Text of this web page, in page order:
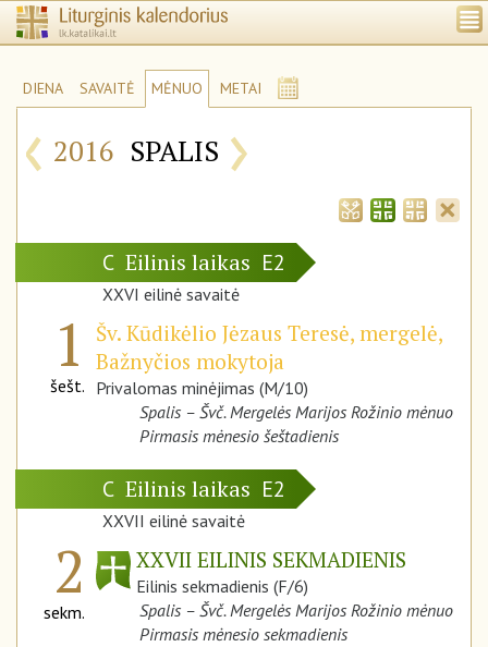
DIENA SAVAITĖ MĖNUO METAI
‹ 2016 SPALIS ›
C Eilinis laikas E2
XXVI eilinė savaitė
1
šešt.
Šv. Kūdikėlio Jėzaus Teresė, mergelė,
Bažnyčios mokytoja
Privalomas minėjimas (M/10)
Spalis – Švč. Mergelės Marijos Rožinio mėnuo
Pirmasis mėnesio šeštadienis
C Eilinis laikas E2
XXVII eilinė savaitė
2
sekm.
XXVII EILINIS SEKMADIENIS
Eilinis sekmadienis (F/6)
Spalis – Švč. Mergelės Marijos Rožinio mėnuo
Pirmasis mėnesio sekmadienis